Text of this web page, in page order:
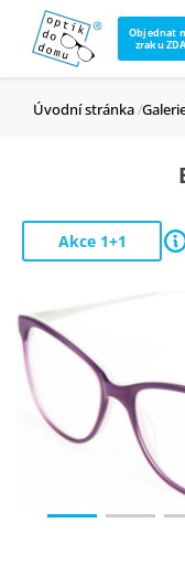
Objednat
zraku
Úvodní stránka
Akce 1+1